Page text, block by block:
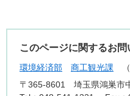
このページに関するお
環境経済部 商工観光課
〒365-8601
埼玉県鴻巣市